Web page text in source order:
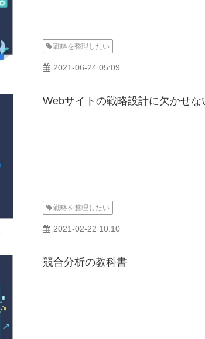
戦略を整理したい
2021-06-24 05:09
Webサイトの戦略設計に欠かせ
戦略を整理したい
2021-02-22 10:10
競合分析の教科書